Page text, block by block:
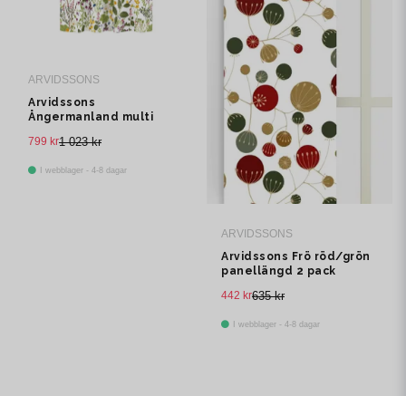
ARVIDSSONS
Arvidssons
Ångermanland multi
1 023 kr
799 kr
I webblager - 4-8 dagar
ARVIDSSONS
Arvidssons Frö röd/grön
panellängd 2 pack
635 kr
442 kr
I webblager - 4-8 dagar